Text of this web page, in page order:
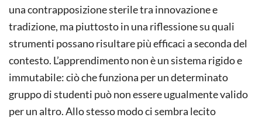
una contrapposizione sterile tra innovazione e
tradizione, ma piuttosto in una riflessione su quali
strumenti possano risultare più efficaci a seconda del
contesto. L’apprendimento non è un sistema rigido e
immutabile: ciò che funziona per un determinato
gruppo di studenti può non essere ugualmente valido
per un altro. Allo stesso modo ci sembra lecito